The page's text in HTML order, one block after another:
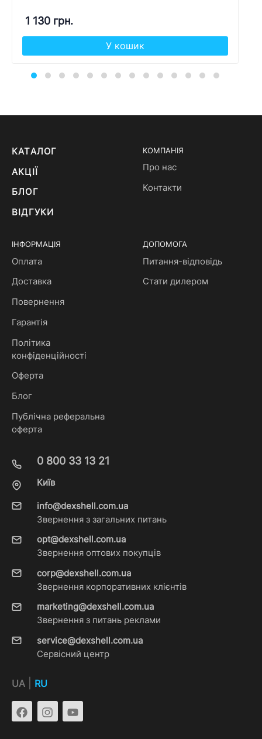
1 130 грн.
У кошик
КАТАЛОГ
АКЦІЇ
БЛОГ
ВІДГУКИ
КОМПАНІЯ
Про нас
Контакти
ІНФОРМАЦІЯ
Оплата
Доставка
Повернення
Гарантія
Політика
конфіденційності
Оферта
Блог
Публічна реферальна
оферта
ДОПОМОГА
Питання-відповідь
Стати дилером
0 800 33 13 21
Київ
info@dexshell.com.ua
Звернення з загальних питань
opt@dexshell.com.ua
Звернення оптових покупців
corp@dexshell.com.ua
Звернення корпоративних клієнтів
marketing@dexshell.com.ua
Звернення з питань реклами
service@dexshell.com.ua
Сервісний центр
UA RU